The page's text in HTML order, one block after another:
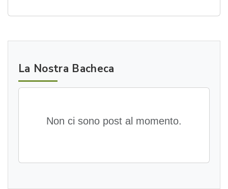
La Nostra Bacheca
Non ci sono post al momento.